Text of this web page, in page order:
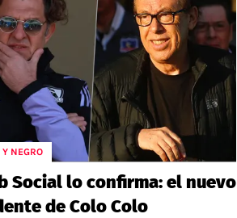
NEGRO
Social lo confirma: el nuevo
de Colo Colo